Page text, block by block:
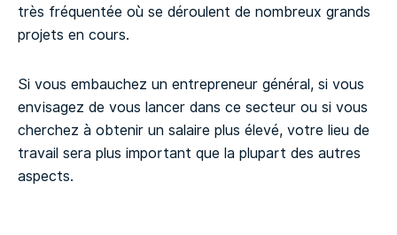
très fréquentée où se déroulent de nombreux grands
projets en cours.
Si vous embauchez un entrepreneur général, si vous
envisagez de vous lancer dans ce secteur ou si vous
cherchez à obtenir un salaire plus élevé, votre lieu de
travail sera plus important que la plupart des autres
aspects.